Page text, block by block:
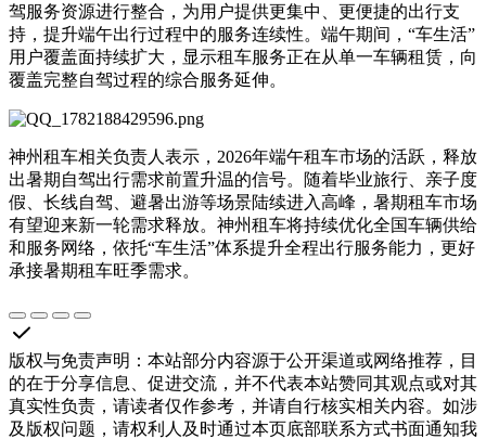
驾服务资源进行整合，为用户提供更集中、更便捷的出行支
持，提升端午出行过程中的服务连续性。端午期间，“车生活”
用户覆盖面持续扩大，显示租车服务正在从单一车辆租赁，向
覆盖完整自驾过程的综合服务延伸。
神州租车相关负责人表示，2026年端午租车市场的活跃，释放
出暑期自驾出行需求前置升温的信号。随着毕业旅行、亲子度
假、长线自驾、避暑出游等场景陆续进入高峰，暑期租车市场
有望迎来新一轮需求释放。神州租车将持续优化全国车辆供给
和服务网络，依托“车生活”体系提升全程出行服务能力，更好
承接暑期租车旺季需求。
版权与免责声明 ： 本站部分内容源于公开渠道或网络推荐，目
的在于分享信息、促进交流，并不代表本站赞同其观点或对其
真实性负责，请读者仅作参考，并请自行核实相关内容。如涉
及版权问题，请权利人及时通过本页底部联系方式书面通知我